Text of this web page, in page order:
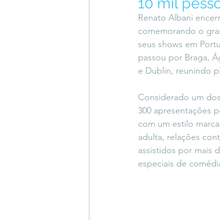
Coluna do Vasques
Renato Albani
comemorando o
seus shows em
passou por Braga,
e Dublin, reunindo
Considerado um
300 apresentações
com um estilo
adulta, relações
assistidos por mais
especiais de